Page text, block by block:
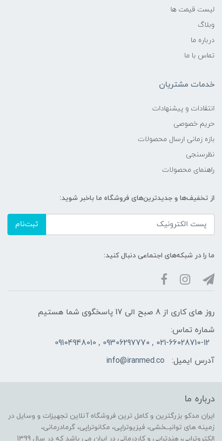
لیست قیمت ها
وبلاگ
درباره ما
تماس با ما
خدمات مشتریان
انتقادات و پیشنهادات
حریم خصوصی
بازه زمانی ارسال محصولات
نظرسنجی
راهنمای محصولات
از تخفیف‌ها و جدیدترین‌های فروشگاه ما باخبر شوید:
ثبت‌نام
ما را در شبکه‌های اجتماعی دنبال کنید:
روز های کاری از 8 صبح الی 17 پاسخگوی شما هستیم
شماره تماس:
021-66028710-12 , 09306297770 , 09104948010
آدرس ایمیل:
info@iranmed.co
درباره ما
ایران مدکو بزرگترین و کامل ترین فروشگاه آنلاین تجهیزات و وسایل در
زمینه های توانبــخشی، فیزیوتراپی، مکانوتراپی، گرمادرمانی،
الکتروتراپی، هندتراپی و کاردرمانی در ایران می باشد که در سال 1399